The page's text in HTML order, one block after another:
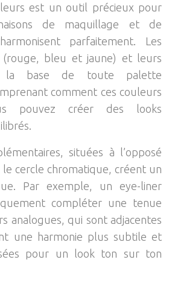
est un outil précieux pour
de maquillage et de
parfaitement. Les
(rouge, bleu et jaune) et leurs
la base de toute palette
comment ces couleurs
pouvez créer des looks
situées à l’opposé
le cercle chromatique, créent un
Par exemple, un eye-liner
compléter une tenue
analogues, qui sont adjacentes
une harmonie plus subtile et
pour un look ton sur ton